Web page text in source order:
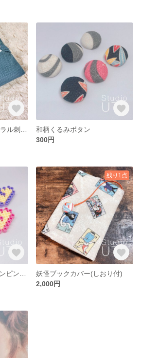
和柄くるみボタン
300円
残り1点
妖怪ブックカバー(しおり付)
2,000円